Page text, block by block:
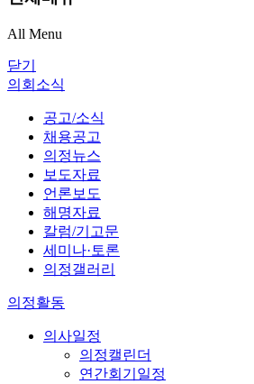
All Menu
닫기
의회소식
공고/소식
채용공고
의정뉴스
보도자료
언론보도
해명자료
칼럼/기고문
세미나·토론
의정갤러리
의정활동
의사일정
의정캘린더
연간회기일정